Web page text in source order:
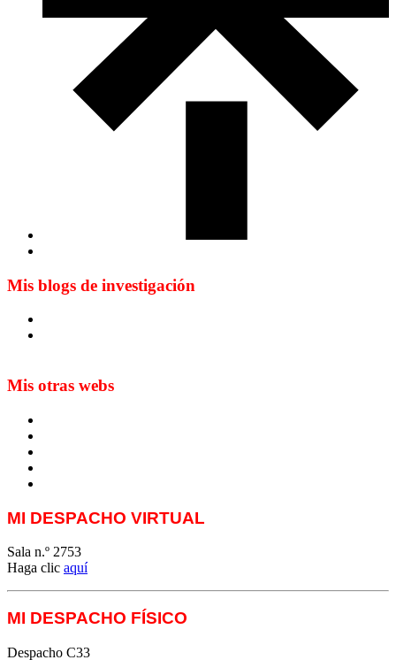
Mis blogs de investigación
Mis otras webs
MI DESPACHO VIRTUAL
Sala n.º 2753
Haga clic aquí
MI DESPACHO FÍSICO
Despacho C33